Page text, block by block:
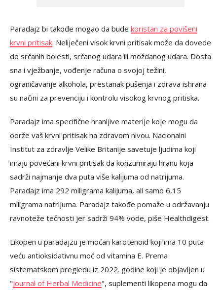
Paradajz bi takođe mogao da bude koristan za povišeni
krvni pritisak. Neliječeni visok krvni pritisak može da dovede
do srčanih bolesti, srčanog udara ili moždanog udara. Dosta
sna i vježbanje, vođenje računa o svojoj težini,
ograničavanje alkohola, prestanak pušenja i zdrava ishrana
su načini za prevenciju i kontrolu visokog krvnog pritiska.
Paradajz ima specifične hranljive materije koje mogu da
održe vaš krvni pritisak na zdravom nivou. Nacionalni
Institut za zdravlje Velike Britanije savetuje ljudima koji
imaju povećani krvni pritisak da konzumiraju hranu koja
sadrži najmanje dva puta više kalijuma od natrijuma.
Paradajz ima 292 miligrama kalijuma, ali samo 6,15
miligrama natrijuma. Paradajz takođe pomaže u održavanju
ravnoteže tečnosti jer sadrži 94% vode, piše Healthdigest.
Likopen u paradajzu je moćan karotenoid koji ima 10 puta
veću antioksidativnu moć od vitamina E. Prema
sistematskom pregledu iz 2022. godine koji je objavljen u
"Journal of Herbal Medicine", suplementi likopena mogu da